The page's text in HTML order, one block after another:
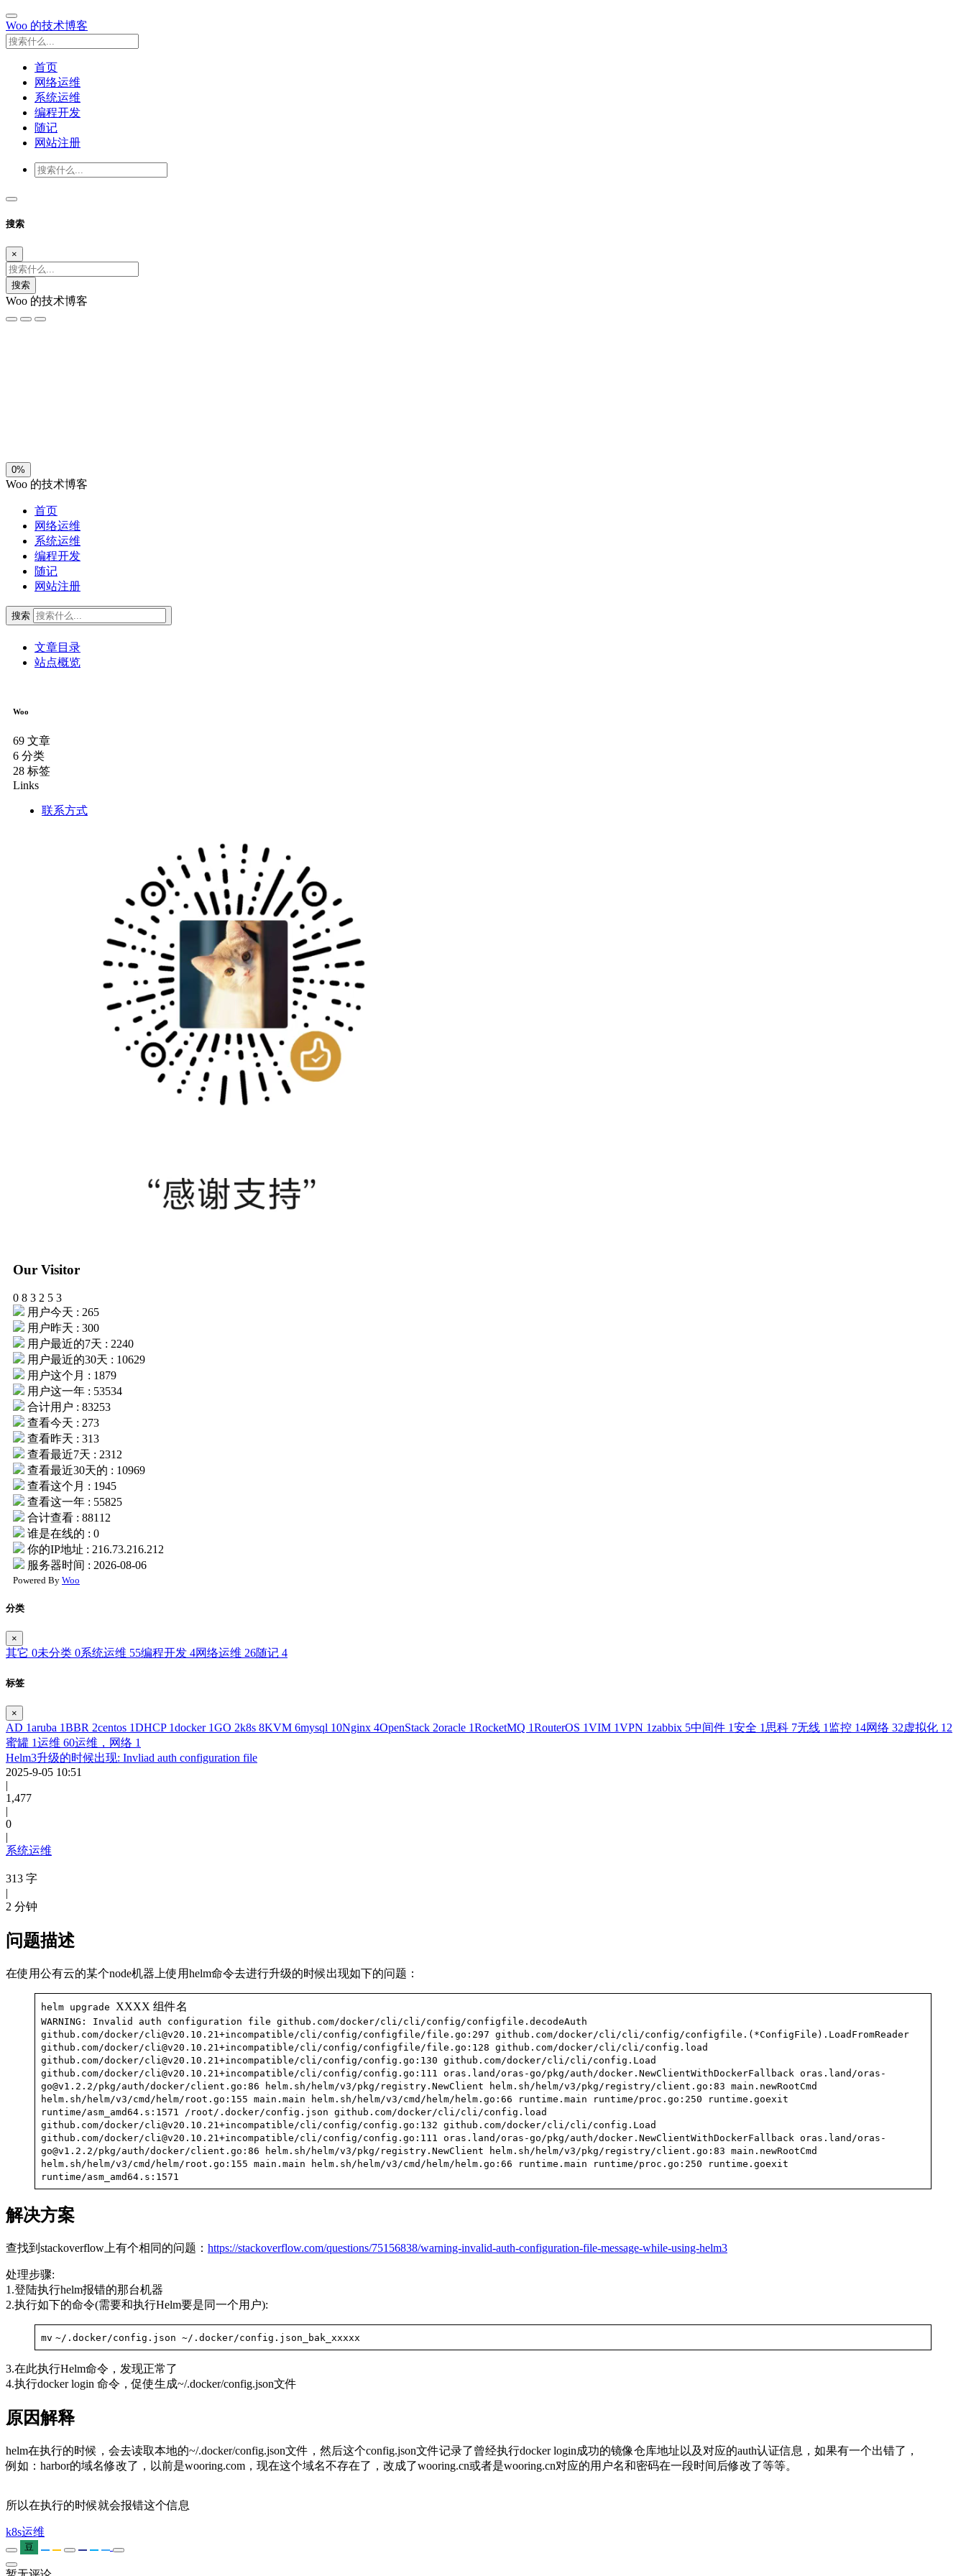
Woo 的技术博客
首页
网络运维
系统运维
编程开发
随记
网站注册
搜索
×
搜索
Woo 的技术博客
0%
Woo 的技术博客
首页
网络运维
系统运维
编程开发
随记
网站注册
搜索
文章目录
站点概览
Woo
69 文章
6 分类
28 标签
Links
联系方式
Our Visitor
0 8 3 2 5 3
用户今天 : 265
用户昨天 : 300
用户最近的7天 : 2240
用户最近的30天 : 10629
用户这个月 : 1879
用户这一年 : 53534
合计用户 : 83253
查看今天 : 273
查看昨天 : 313
查看最近7天 : 2312
查看最近30天的 : 10969
查看这个月 : 1945
查看这一年 : 55825
合计查看 : 88112
谁是在线的 : 0
你的IP地址 : 216.73.216.212
服务器时间 : 2026-08-06
Powered By Woo
分类
×
其它 0未分类 0系统运维 55编程开发 4网络运维 26随记 4
标签
×
AD 1aruba 1BBR 2centos 1DHCP 1docker 1GO 2k8s 8KVM 6mysql 10Nginx 4OpenStack 2oracle 1RocketMQ 1RouterOS 1VIM 1VPN 1zabbix 5中间件 1安全 1思科 7无线 1监控 14网络 32虚拟化 12
蜜罐 1运维 60运维，网络 1
Helm3升级的时候出现: Invliad auth configuration file
2025-9-05 10:51
|
1,477
|
0
|
系统运维
313 字
|
2 分钟
问题描述
在使用公有云的某个node机器上使用helm命令去进行升级的时候出现如下的问题：
helm upgrade XXXX 组件名
WARNING: Invalid auth configuration file github.com/docker/cli/cli/config/configfile.decodeAuth
github.com/docker/cli@v20.10.21+incompatible/cli/config/configfile/file.go:297 github.com/docker/cli/cli/config/configfile.(*ConfigFile).LoadFromReader
github.com/docker/cli@v20.10.21+incompatible/cli/config/configfile/file.go:128 github.com/docker/cli/cli/config.load
github.com/docker/cli@v20.10.21+incompatible/cli/config/config.go:130 github.com/docker/cli/cli/config.Load
github.com/docker/cli@v20.10.21+incompatible/cli/config/config.go:111 oras.land/oras-go/pkg/auth/docker.NewClientWithDockerFallback oras.land/oras-
go@v1.2.2/pkg/auth/docker/client.go:86 helm.sh/helm/v3/pkg/registry.NewClient helm.sh/helm/v3/pkg/registry/client.go:83 main.newRootCmd
helm.sh/helm/v3/cmd/helm/root.go:155 main.main helm.sh/helm/v3/cmd/helm/helm.go:66 runtime.main runtime/proc.go:250 runtime.goexit
runtime/asm_amd64.s:1571 /root/.docker/config.json github.com/docker/cli/cli/config.load
github.com/docker/cli@v20.10.21+incompatible/cli/config/config.go:132 github.com/docker/cli/cli/config.Load
github.com/docker/cli@v20.10.21+incompatible/cli/config/config.go:111 oras.land/oras-go/pkg/auth/docker.NewClientWithDockerFallback oras.land/oras-
go@v1.2.2/pkg/auth/docker/client.go:86 helm.sh/helm/v3/pkg/registry.NewClient helm.sh/helm/v3/pkg/registry/client.go:83 main.newRootCmd
helm.sh/helm/v3/cmd/helm/root.go:155 main.main helm.sh/helm/v3/cmd/helm/helm.go:66 runtime.main runtime/proc.go:250 runtime.goexit
runtime/asm_amd64.s:1571
解决方案
查找到stackoverflow上有个相同的问题： https://stackoverflow.com/questions/75156838/warning-invalid-auth-configuration-file-message-while-using-helm3
处理步骤:
1.登陆执行helm报错的那台机器
2.执行如下的命令(需要和执行Helm要是同一个用户):
mv ~/.docker/config .json ~/.docker/config .json_bak_xxxxx
3.在此执行Helm命令，发现正常了
4.执行docker login 命令，促使生成~/.docker/config.json文件
原因解释
helm在执行的时候，会去读取本地的~/.docker/config.json文件，然后这个config.json文件记录了曾经执行docker login成功的镜像仓库地址以及对应的auth认证信息，如果有一个出错了，
例如：harbor的域名修改了，以前是wooring.com，现在这个域名不存在了，改成了wooring.cn或者是wooring.cn对应的用户名和密码在一段时间后修改了等等。
所以在执行的时候就会报错这个信息
k8s运维
豆